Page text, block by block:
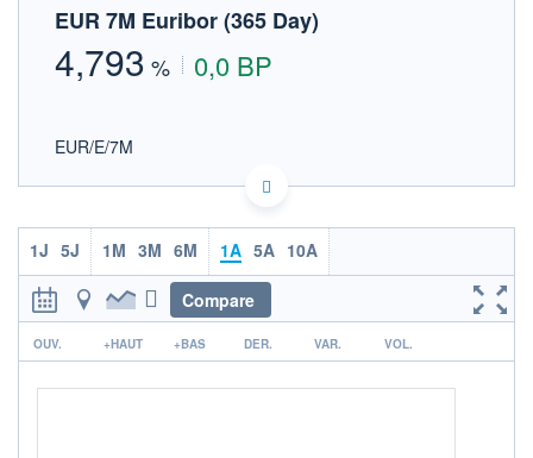
EUR 7M Euribor (365 Day)
4,793 % 0,0 BP
EUR/E/7M
OUVERTURE
0,000
CLÔTURE VEILLE
4,793
+ HAUT
0,000 0,000
1J 5J 1M 3M 6M 1A 5A 10A
Compare
r
OUV. +HAUT +BAS DER. VAR. VOL.